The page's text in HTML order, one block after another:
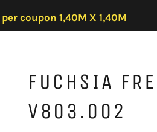
coupon 1,40M X 1,40M
FUCHSIA
V803.002